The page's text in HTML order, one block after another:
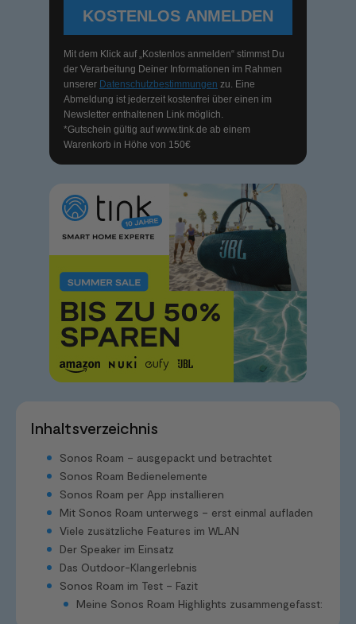
KOSTENLOS ANMELDEN
Mit dem Klick auf „Kostenlos anmelden“ stimmst Du
der Verarbeitung Deiner Informationen im Rahmen
unserer Datenschutzbestimmungen zu. Eine
Abmeldung ist jederzeit kostenfrei über einen im
Newsletter enthaltenen Link möglich.
*Gutschein gültig aufwww.tink.de ab einem
Warenkorb in Höhe von 150€
Inhaltsverzeichnis
Sonos Roam – ausgepackt und betrachtet
Sonos Roam Bedienelemente
Sonos Roam per App installieren
Mit Sonos Roam unterwegs – erst einmal aufladen
Viele zusätzliche Features im WLAN
Der Speaker im Einsatz
Das Outdoor-Klangerlebnis
Sonos Roam im Test – Fazit
Meine Sonos Roam Highlights zusammengefasst: